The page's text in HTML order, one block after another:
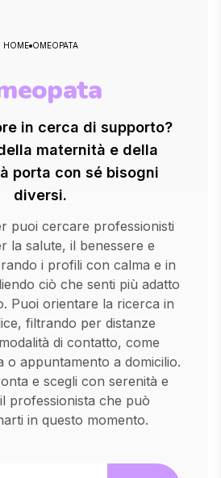
HOME OMEOPATA
in cerca di supporto?
maternità e della
porta con sé bisogni
diversi.
puoi cercare professionisti
la salute, il benessere e
i profili con calma e in
ciò che senti più adatto
Puoi orientare la ricerca in
filtrando per distanze
di contatto, come
o appuntamento a domicilio.
e scegli con serenità e
professionista che può
in questo momento.